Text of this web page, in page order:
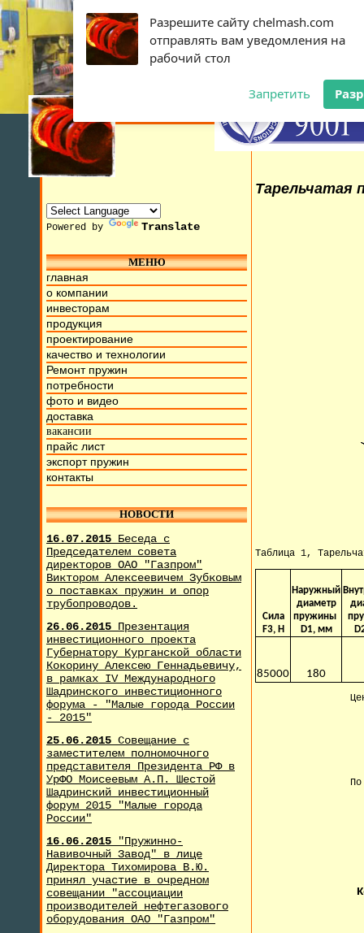
Разрешите сайту chelmash.com
отправлять вам уведомления на
рабочий стол
Запретить
Powered by Translate
МЕНЮ
главная
о компании
инвесторам
продукция
проектирование
качество и технологии
Ремонт пружин
потребности
фото и видео
доставка
вакансии
прайс лист
экспорт пружин
контакты
НОВОСТИ
16.07.2015 Беседа с
Председателем совета
директоров ОАО "Газпром"
Виктором Алексеевичем Зубковым
о поставках пружин и опор
трубопроводов.
26.06.2015 Презентация
инвестиционного проекта
Губернатору Курганской области
Кокорину Алексею Геннадьевичу,
в рамках IV Международного
Шадринского инвестиционного
форума - "Малые города России
- 2015"
25.06.2015 Совещание с
заместителем полномочного
представителя Президента РФ в
УрФО Моисеевым А.П. Шестой
Шадринский инвестиционный
форум 2015 "Малые города
России"
16.06.2015
"Пружинно-
Навивочный Завод" в лице
Директора Тихомирова В.Ю.
принял участие в очредном
совещании "ассоциации
производителей нефтегазового
оборудования ОАО "Газпром"
Тарельчатая
Мы находимся на ул. Труда, д.17. Бесплатный
Таблица 1,
Сила
F3, H
Наружный
диаметр
пружины
D1, мм
85000 180